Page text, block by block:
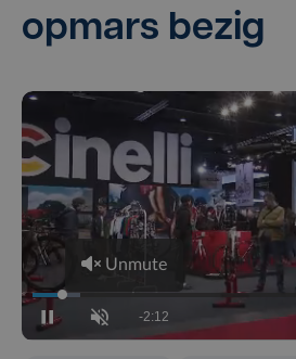
opmars bezig